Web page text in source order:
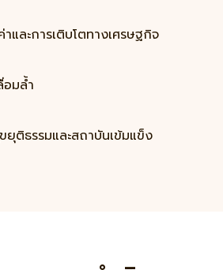
และการเติบโตทางเศรษฐกิจ
อมล้ำ
ยุติธรรมและสถาบันเข้มแข็ง